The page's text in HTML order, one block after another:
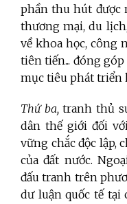
phần thu hút được
thương mại, du
về khoa học, công
tiên tiến... đóng
mục tiêu phát triển
Thứ ba,tranh thủ
dân thế giới đối
vững chắc độc lập,
của đất nước.
đấu tranh trên
dư luận quốc tế tại